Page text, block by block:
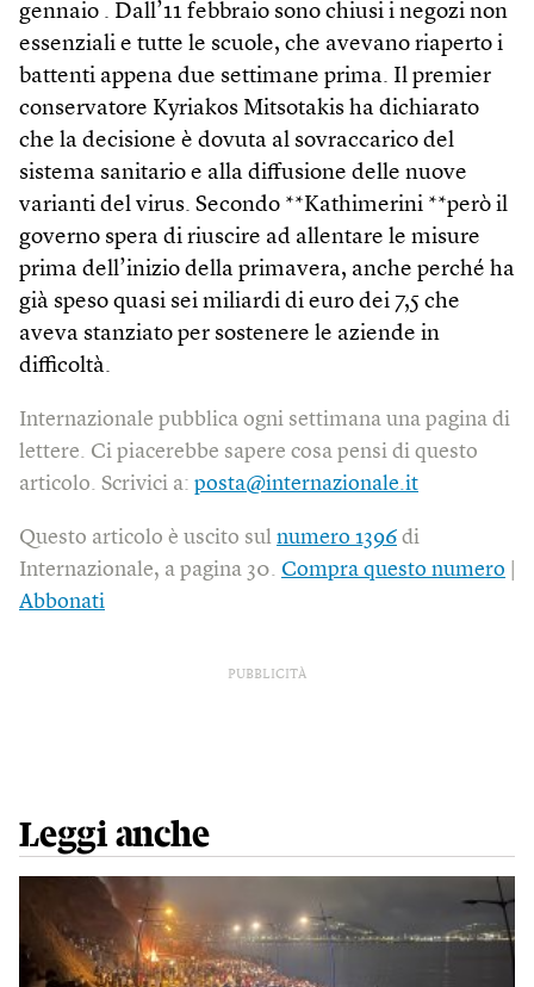
gennaio . Dall’11 febbraio sono chiusi i negozi non
essenziali e tutte le scuole, che avevano riaperto i
battenti appena due settimane prima. Il premier
conservatore Kyriakos Mitsotakis ha dichiarato
che la decisione è dovuta al sovraccarico del
sistema sanitario e alla diffusione delle nuove
varianti del virus. Secondo **Kathimerini **però il
governo spera di riuscire ad allentare le misure
prima dell’inizio della primavera, anche perché ha
già speso quasi sei miliardi di euro dei 7,5 che
aveva stanziato per sostenere le aziende in
difficoltà.
Internazionale pubblica ogni settimana una pagina di
lettere. Ci piacerebbe sapere cosa pensi di questo
articolo. Scrivici a: posta@internazionale.it
Questo articolo è uscito sul numero 1396 di
Internazionale, a pagina 30. Compra questo numero
Abbonati
PUBBLICITÀ
Leggi anche